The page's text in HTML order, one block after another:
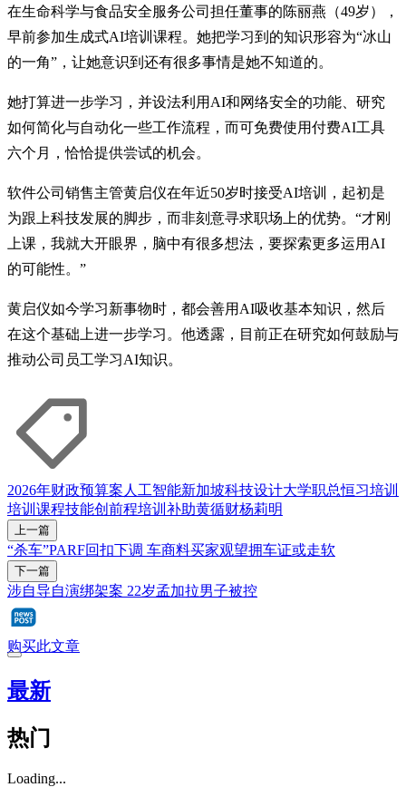
在生命科学与食品安全服务公司担任董事的陈丽燕（49岁），
早前参加生成式AI培训课程。她把学习到的知识形容为“冰山
的一角”，让她意识到还有很多事情是她不知道的。
她打算进一步学习，并设法利用AI和网络安全的功能、研究
如何简化与自动化一些工作流程，而可免费使用付费AI工具
六个月，恰恰提供尝试的机会。
软件公司销售主管黄启仪在年近50岁时接受AI培训，起初是
为跟上科技发展的脚步，而非刻意寻求职场上的优势。“才刚
上课，我就大开眼界，脑中有很多想法，要探索更多运用AI
的可能性。”
黄启仪如今学习新事物时，都会善用AI吸收基本知识，然后
在这个基础上进一步学习。他透露，目前正在研究如何鼓励与
推动公司员工学习AI知识。
2026年财政预算案 人工智能新加坡科技设计大学职总恒习培训
培训课程技能创前程培训补助黄循财杨莉明
上一篇
“杀车”PARF回扣下调 车商料买家观望拥车证或走软
下一篇
涉自导自演绑架案 22岁孟加拉男子被控
购买此文章
最新
热门
Loading...